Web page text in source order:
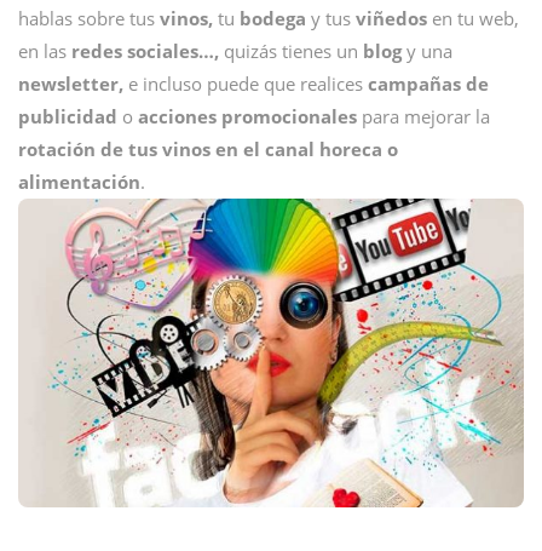
hablas sobre tus vinos, tu bodega y tus viñedos en tu web,
en las redes sociales…, quizás tienes un blogy una
newsletter, e incluso puede que realices campañas de
publicidad o acciones promocionales para mejorar la
rotación de tus vinos en el canal horeca o
alimentación.